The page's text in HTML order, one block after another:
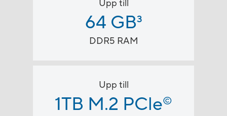
Upp till
64 GB3
DDR5 RAM
Upp till
1TB M.2 PCle©